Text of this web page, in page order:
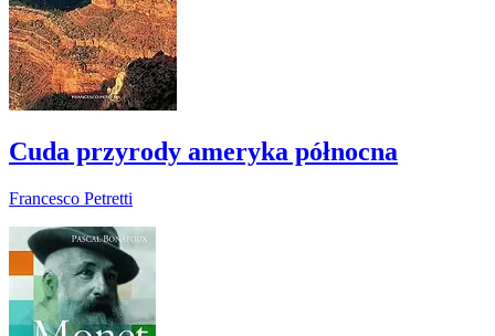
Cuda przyrody ameryka północna
Francesco Petretti